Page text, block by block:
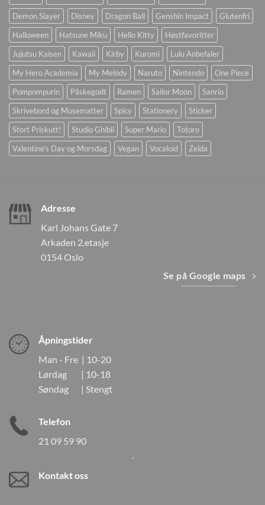
Demon Slayer
Disney Dragon Ball Genshin Impact
Glutenfri
Halloween
Hatsune Miku Hello Kitty
Høstfavoritter
Jujutsu Kaisen
Kawaii Kirby Kuromi
Lulu Anbefaler
My Hero Academia
My Melody Naruto Nintendo
One Piece
Pompompurin
Påskegodt Ramen Sailor Moon
Sanrio
Skrivebord og Musematter
Spicy Stationery
Sticker
Stort Priskutt!
Studio Ghibli Super Mario
Totoro
Valentine's Day og Morsdag
Vegan Vocaloid Zelda
Adresse
Karl Johans Gate 7
Arkaden 2.etasje
0154 Oslo
Se på Google maps
Åpningstider
Man - Fre | 10-20
Lørdag | 10-18
Søndag | Stengt
Telefon
21 09 59 90
Kontakt oss